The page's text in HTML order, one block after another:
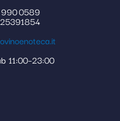
0589
11:00–23:00